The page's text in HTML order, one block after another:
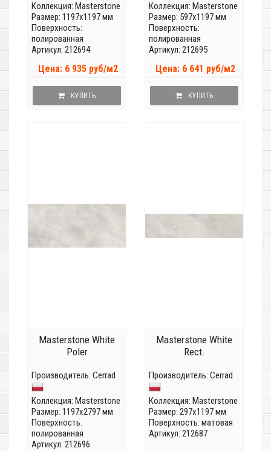
Коллекция: Masterstone
Размер: 1197x1197 мм
Поверхность:
полированная
Артикул: 212694
Цена: 6 935 руб/м2
КУПИТЬ
Коллекция: Masterstone
Размер: 597x1197 мм
Поверхность:
полированная
Артикул: 212695
Цена: 6 641 руб/м2
КУПИТЬ
Masterstone White
Poler
Производитель: Cerrad
Коллекция: Masterstone
Размер: 1197x2797 мм
Поверхность:
полированная
Артикул: 212696
Masterstone White
Rect.
Производитель: Cerrad
Коллекция: Masterstone
Размер: 297x1197 мм
Поверхность: матовая
Артикул: 212687